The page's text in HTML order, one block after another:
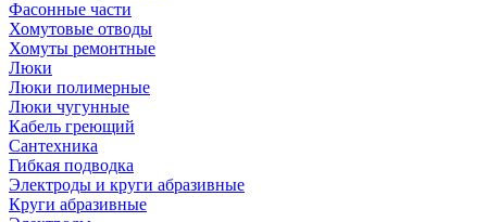
Фасонные части
Хомутовые отводы
Хомуты ремонтные
Люки
Люки полимерные
Люки чугунные
Кабель греющий
Сантехника
Гибкая подводка
Электроды и круги абразивные
Круги абразивные